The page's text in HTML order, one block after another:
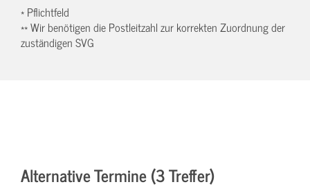
* Pflichtfeld
** Wir benötigen die Postleitzahl zur korrekten Zuordnung der
zuständigen SVG
Alternative Termine (3 Treffer)